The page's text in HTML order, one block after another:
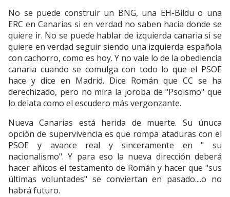
No se puede construir un BNG, una EH-Bildu o una
ERC en Canarias si en verdad no saben hacia donde se
quiere ir. No se puede hablar de izquierda canaria si se
quiere en verdad seguir siendo una izquierda española
con cachorro, como es hoy. Y no vale lo de la obediencia
canaria cuando se comulga con todo lo que el PSOE
hace y dice en Madrid. Dice Román que CC se ha
derechizado, pero no mira la joroba de "Psoismo" que
lo delata como el escudero más vergonzante.
Nueva Canarias está herida de muerte. Su únuca
opción de supervivencia es que rompa ataduras con el
PSOE y avance real y sinceramente en " su
nacionalismo". Y para eso la nueva dirección deberá
hacer añicos el testamento de Román y hacer que "sus
últimas voluntades" se conviertan en pasado....o no
habrá futuro.